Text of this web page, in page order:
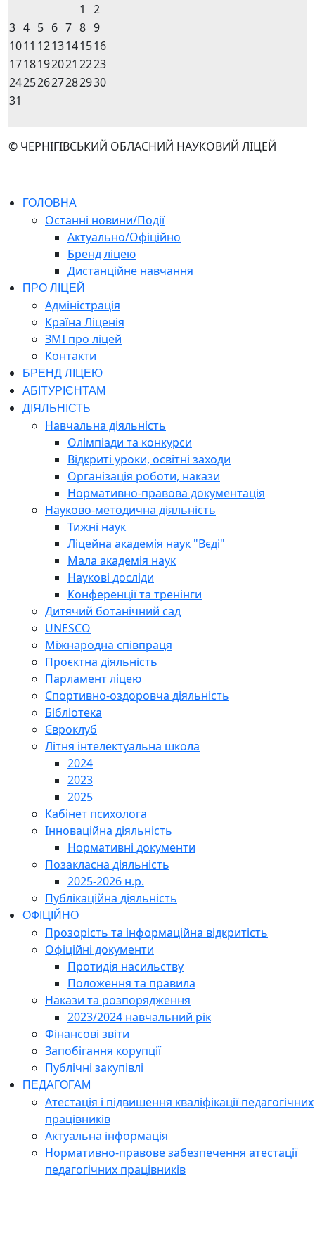
1
2
3 4 5 6 7 8 9
1011 1213141516
1718192021 2223
24252627282930
31
© ЧЕРНІГІВСЬКИЙ ОБЛАСНИЙ НАУКОВИЙ ЛІЦЕЙ
ГОЛОВНА
Останні новини/Події
Актуально/Офіційно
Бренд ліцею
Дистанційне навчання
ПРО ЛІЦЕЙ
Адміністрація
Країна Ліценія
ЗМІ про ліцей
Контакти
БРЕНД ЛІЦЕЮ
АБІТУРІЄНТАМ
ДІЯЛЬНІСТЬ
Навчальна діяльність
Олімпіади та конкурси
Відкриті уроки, освітні заходи
Організація роботи, накази
Нормативно-правова документація
Науково-методична діяльність
Тижні наук
Ліцейна академія наук "Вєді"
Мала академія наук
Наукові досліди
Конференції та тренінги
Дитячий ботанічний сад
UNESCO
Міжнародна співпраця
Проєктна діяльність
Парламент ліцею
Спортивно-оздоровча діяльність
Бібліотека
Євроклуб
Літня інтелектуальна школа
2024
2023
2025
Кабінет психолога
Інноваційна діяльність
Нормативні документи
Позакласна діяльність
2025-2026 н.р.
Публікаційна діяльність
ОФІЦІЙНО
Прозорість та інформаційна відкритість
Офіційні документи
Протидія насильству
Положення та правила
Накази та розпорядження
2023/2024 навчальний рік
Фінансові звіти
Запобігання корупції
Публічні закупівлі
ПЕДАГОГАМ
Атестація і підвишення кваліфікації педагогічних
працівників
Актуальна інформація
Нормативно-правове забезпечення атестації
педагогічних працівників